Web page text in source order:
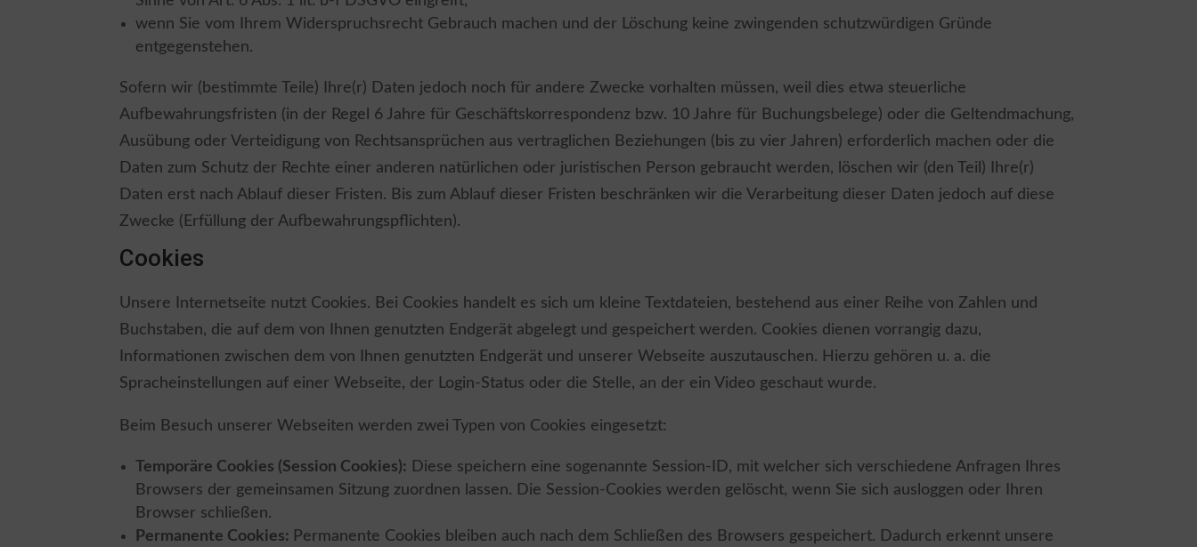
wenn Sie vom Ihrem Widerspruchsrecht Gebrauch machen und der Löschung keine zwingenden schutzwürdigen Gründe
entgegenstehen.
Sofern wir (bestimmte Teile) Ihre(r) Daten jedoch noch für andere Zwecke vorhalten müssen, weil dies etwa steuerliche
Aufbewahrungsfristen (in der Regel 6 Jahre für Geschäftskorrespondenz bzw. 10 Jahre für Buchungsbelege) oder die Geltendmachung,
Ausübung oder Verteidigung von Rechtsansprüchen aus vertraglichen Beziehungen (bis zu vier Jahren) erforderlich machen oder die
Daten zum Schutz der Rechte einer anderen natürlichen oder juristischen Person gebraucht werden, löschen wir (den Teil) Ihre(r)
Daten erst nach Ablauf dieser Fristen. Bis zum Ablauf dieser Fristen beschränken wir die Verarbeitung dieser Daten jedoch auf diese
Zwecke (Erfüllung der Aufbewahrungspflichten).
Cookies
Unsere Internetseite nutzt Cookies. Bei Cookies handelt es sich um kleine Textdateien, bestehend aus einer Reihe von Zahlen und
Buchstaben, die auf dem von Ihnen genutzten Endgerät abgelegt und gespeichert werden. Cookies dienen vorrangig dazu,
Informationen zwischen dem von Ihnen genutzten Endgerät und unserer Webseite auszutauschen. Hierzu gehören u. a. die
Spracheinstellungen auf einer Webseite, der Login-Status oder die Stelle, an der ein Video geschaut wurde.
Beim Besuch unserer Webseiten werden zwei Typen von Cookies eingesetzt:
Temporäre Cookies (Session Cookies): Diese speichern eine sogenannte Session-ID, mit welcher sich verschiedene Anfragen Ihres
Browsers der gemeinsamen Sitzung zuordnen lassen. Die Session-Cookies werden gelöscht, wenn Sie sich ausloggen oder Ihren
Browser schließen.
Permanente Cookies: Permanente Cookies bleiben auch nach dem Schließen des Browsers gespeichert. Dadurch erkennt unsere